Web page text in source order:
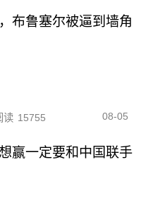
布鲁塞尔被逼到墙角
读 15755 08-05
赢一定要和中国联手